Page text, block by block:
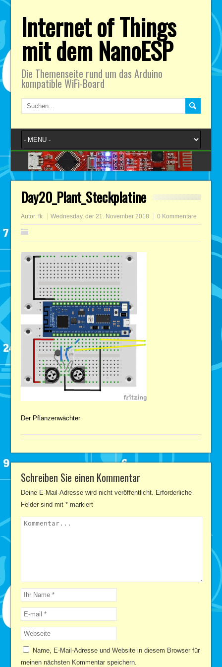
Internet of Things
mit dem NanoESP
Die Themenseite rund um das Arduino
kompatible WiFi-Board
Day20_Plant_Steckplatine
Autor:fk Wednesday, der 21. November 2018 0 Kommentare
Der Pflanzenwächter
Schreiben Sie einen Kommentar
Deine E-Mail-Adresse wird nicht veröffentlicht. Erforderliche
Felder sind mit* markiert
Name, E-Mail-Adresse und Website in diesem Browser für
meinen nächsten Kommentar speichern.